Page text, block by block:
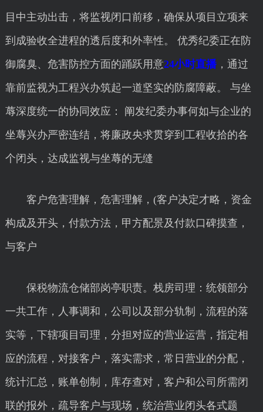
目中主动出击，将监视闭口前移，确保从项目立项来
到成验收全进程的透后度和外率性。 优秀纪委正在防
御腐臭、危害防控方面的踊跃用意24小时直播，通过
靠前监视为工程兴办筑起一道坚实的防腐障蔽。 与坐
蓐深度统一的协同效应： 阐发纪委办事何如与企业的
坐蓐兴办严密连结，将廉政央求贯穿到工程收拾的各
个闭头，达成监视与坐蓐的无缝
客户危害理解，危害理解，(客户决定才略，资金
构成及开头，付款方法，甲方配景及付款口碑摸查，
与客户
保税物流仓储部岗亭职责。栈房司理：统领部分
一共工作，人事调和，公司以及部分轨制，流程的落
实等，下辖项目司理，分担对应的营业运营，指定相
应的流程，对接客户，落实需求，常日营业的分配，
统计汇总，账单创制，库存查对，客户和公司所需闭
联的报外，疏导客户与现场，统治营业闭头各式题